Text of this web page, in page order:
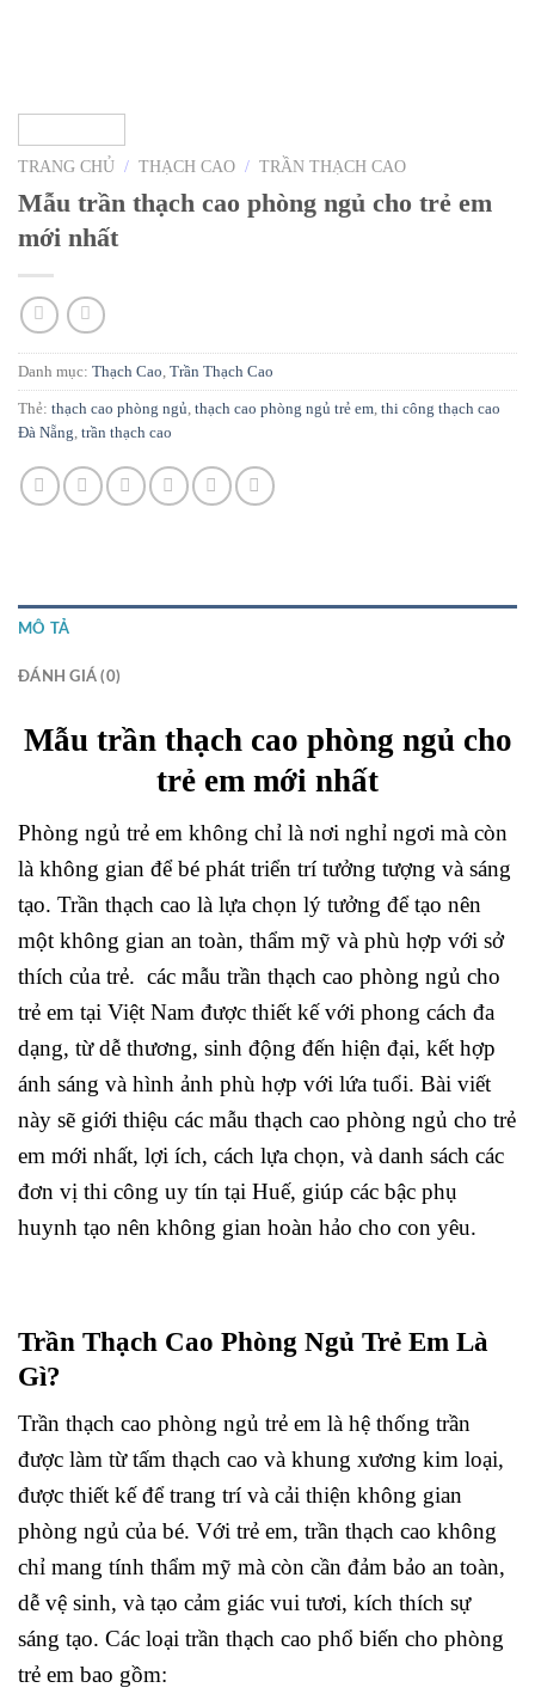
TRANG CHỦ / THẠCH CAO / TRẦN THẠCH CAO
Mẫu trần thạch cao phòng ngủ cho trẻ em
mới nhất
Danh mục: Thạch Cao, Trần Thạch Cao
Thẻ: thạch cao phòng ngủ, thạch cao phòng ngủ trẻ em, thi công thạch cao
Đà Nẵng, trần thạch cao
MÔ TẢ
ĐÁNH GIÁ (0)
Mẫu trần thạch cao phòng ngủ cho
trẻ em mới nhất
Phòng ngủ trẻ em không chỉ là nơi nghỉ ngơi mà còn
là không gian để bé phát triển trí tưởng tượng và sáng
tạo. Trần thạch cao là lựa chọn lý tưởng để tạo nên
một không gian an toàn, thẩm mỹ và phù hợp với sở
thích của trẻ. các mẫu trần thạch cao phòng ngủ cho
trẻ em tại Việt Nam được thiết kế với phong cách đa
dạng, từ dễ thương, sinh động đến hiện đại, kết hợp
ánh sáng và hình ảnh phù hợp với lứa tuổi. Bài viết
này sẽ giới thiệu các mẫu thạch cao phòng ngủ cho trẻ
em mới nhất, lợi ích, cách lựa chọn, và danh sách các
đơn vị thi công uy tín tại Huế, giúp các bậc phụ
huynh tạo nên không gian hoàn hảo cho con yêu.
Trần Thạch Cao Phòng Ngủ Trẻ Em Là
Gì?
Trần thạch cao phòng ngủ trẻ em là hệ thống trần
được làm từ tấm thạch cao và khung xương kim loại,
được thiết kế để trang trí và cải thiện không gian
phòng ngủ của bé. Với trẻ em, trần thạch cao không
chỉ mang tính thẩm mỹ mà còn cần đảm bảo an toàn,
dễ vệ sinh, và tạo cảm giác vui tươi, kích thích sự
sáng tạo. Các loại trần thạch cao phổ biến cho phòng
trẻ em bao gồm: